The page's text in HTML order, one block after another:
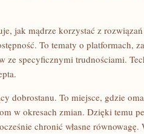
jak mądrze korzystać z
To tematy o platformach,
ze specyficznymi trudnościami.
dobrostanu. To miejsce, gdzie
w okresach zmian. Dzięki temu
chronić własne równowagę.